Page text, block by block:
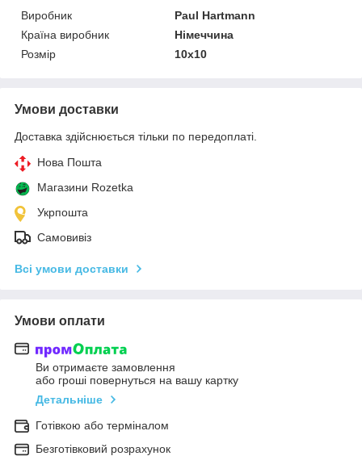
Виробник
Paul Hartmann
Країна виробник
Німеччина
Розмір
10х10
Умови доставки
Доставка здійснюється тільки по передоплаті.
Нова Пошта
Магазини Rozetka
Укрпошта
Самовивіз
Всі умови доставки
Умови оплати
Ви отримаєте замовлення
або гроші повернуться на вашу картку
Детальніше
Готівкою або терміналом
Безготівковий розрахунок